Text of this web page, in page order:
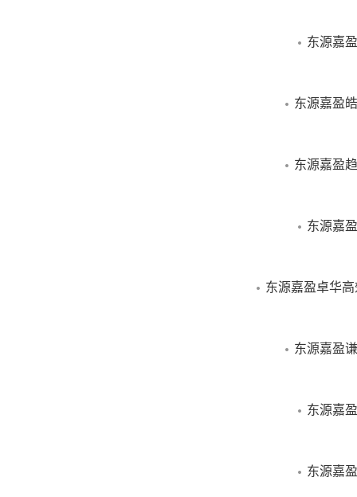
东源嘉
东源嘉盈
东源嘉盈
东源嘉
东源嘉盈卓华
东源嘉盈
东源嘉
东源嘉